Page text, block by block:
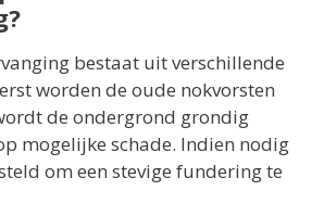
bestaat uit verschillende
worden de oude nokvorsten
de ondergrond grondig
mogelijke schade. Indien nodig
om een stevige fundering te